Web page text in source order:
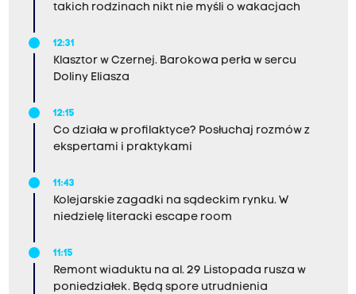
takich rodzinach nikt nie myśli o wakacjach
12:31
Klasztor w Czernej. Barokowa perła w sercu
Doliny Eliasza
12:15
Co działa w profilaktyce? Posłuchaj rozmów z
ekspertami i praktykami
11:43
Kolejarskie zagadki na sądeckim rynku. W
niedzielę literacki escape room
11:15
Remont wiaduktu na al. 29 Listopada rusza w
poniedziałek. Będą spore utrudnienia